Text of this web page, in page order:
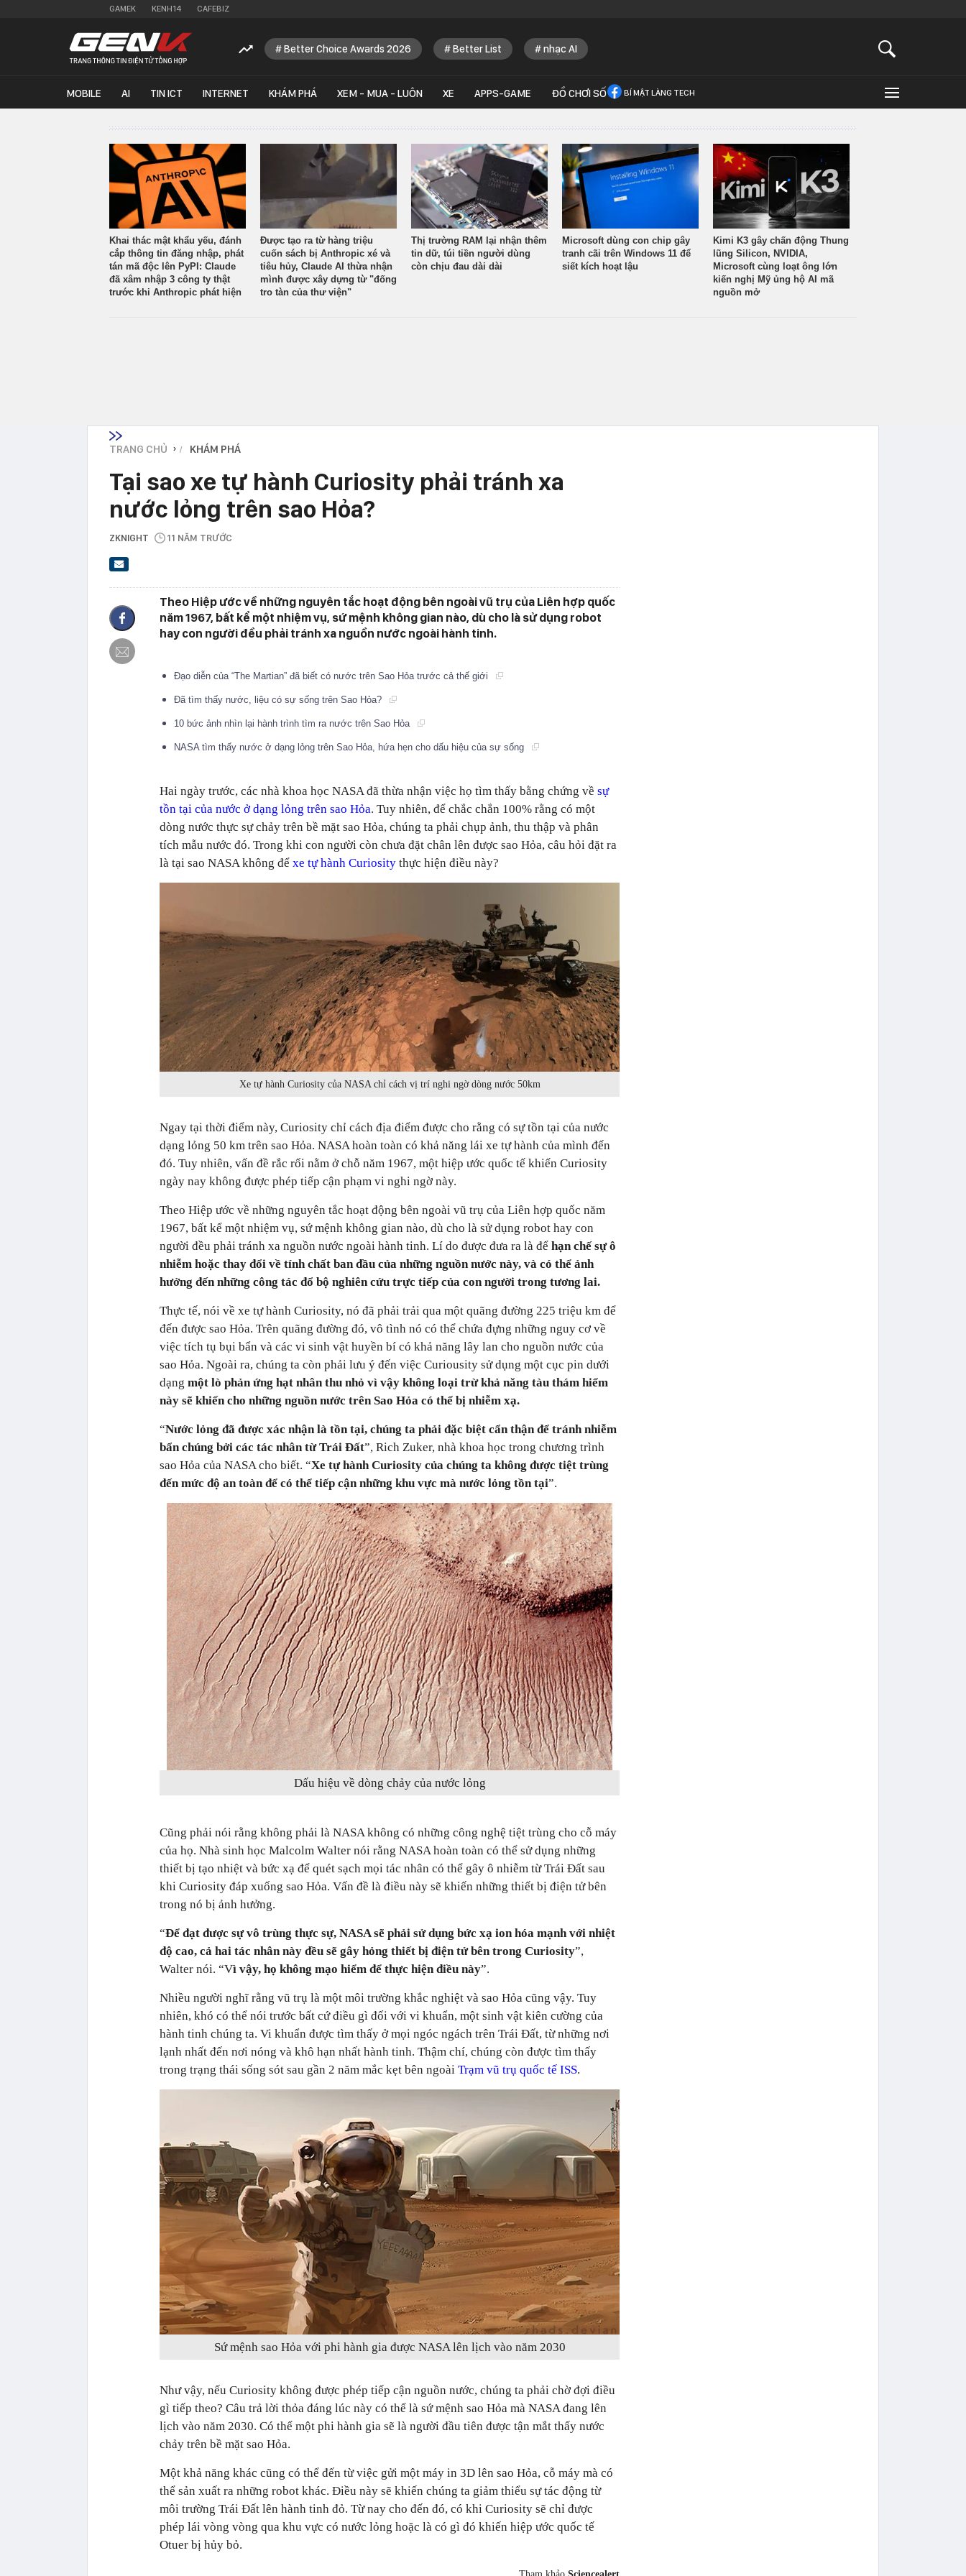
GAMEK KENH14 CAFEBIZ
Better Choice Awards 2026 Better List nhạc AI
MOBILE AI TIN ICT INTERNET KHÁM PHÁ XEM - MUA - LUÔN XE APPS-GAME ĐỒ CHƠI SỐ BÍ MẬT LÀNG TECH
Khai thác mật khẩu yếu, đánh
cắp thông tin đăng nhập, phát
tán mã độc lên PyPI: Claude
đã xâm nhập 3 công ty thật
trước khi Anthropic phát hiện
Được tạo ra từ hàng triệu
cuốn sách bị Anthropic xé và
tiêu hủy, Claude AI thừa nhận
mình được xây dựng từ "đống
tro tàn của thư viện"
Thị trường RAM lại nhận thêm
tin dữ, túi tiền người dùng
còn chịu đau dài dài
Microsoft dùng con chip gây
tranh cãi trên Windows 11 để
siết kích hoạt lậu
Kimi K3 gây chấn động Thung
lũng Silicon, NVIDIA,
Microsoft cùng loạt ông lớn
kiến nghị Mỹ ủng hộ AI mã
nguồn mở
TRANG CHỦ › KHÁM PHÁ
Tại sao xe tự hành Curiosity phải tránh xa
nước lỏng trên sao Hỏa?
ZKNIGHT 11 NĂM TRƯỚC
Theo Hiệp ước về những nguyên tắc hoạt động bên ngoài vũ trụ của Liên hợp quốc
năm 1967, bất kể một nhiệm vụ, sứ mệnh không gian nào, dù cho là sử dụng robot
hay con người đều phải tránh xa nguồn nước ngoài hành tinh.
Đạo diễn của “The Martian” đã biết có nước trên Sao Hỏa trước cả thế giới
Đã tìm thấy nước, liệu có sự sống trên Sao Hỏa?
10 bức ảnh nhìn lại hành trình tìm ra nước trên Sao Hỏa
NASA tìm thấy nước ở dạng lỏng trên Sao Hỏa, hứa hẹn cho dấu hiệu của sự sống
Hai ngày trước, các nhà khoa học NASA đã thừa nhận việc họ tìm thấy bằng chứng về sự
tồn tại của nước ở dạng lỏng trên sao Hỏa. Tuy nhiên, để chắc chắn 100% rằng có một
dòng nước thực sự chảy trên bề mặt sao Hỏa, chúng ta phải chụp ảnh, thu thập và phân
tích mẫu nước đó. Trong khi con người còn chưa đặt chân lên được sao Hỏa, câu hỏi đặt ra
là tại sao NASA không để xe tự hành Curiosity thực hiện điều này?
Xe tự hành Curiosity của NASA chỉ cách vị trí nghi ngờ dòng nước 50km
Ngay tại thời điểm này, Curiosity chỉ cách địa điểm được cho rằng có sự tồn tại của nước
dạng lỏng 50 km trên sao Hỏa. NASA hoàn toàn có khả năng lái xe tự hành của mình đến
đó. Tuy nhiên, vấn đề rắc rối nằm ở chỗ năm 1967, một hiệp ước quốc tế khiến Curiosity
ngày nay không được phép tiếp cận phạm vi nghi ngờ này.
Theo Hiệp ước về những nguyên tắc hoạt động bên ngoài vũ trụ của Liên hợp quốc năm
1967, bất kể một nhiệm vụ, sứ mệnh không gian nào, dù cho là sử dụng robot hay con
người đều phải tránh xa nguồn nước ngoài hành tinh. Lí do được đưa ra là để hạn chế sự ô
nhiễm hoặc thay đổi về tính chất ban đầu của những nguồn nước này, và có thể ảnh
hưởng đến những công tác đổ bộ nghiên cứu trực tiếp của con người trong tương lai.
Thực tế, nói về xe tự hành Curiosity, nó đã phải trải qua một quãng đường 225 triệu km để
đến được sao Hỏa. Trên quãng đường đó, vô tình nó có thể chứa đựng những nguy cơ về
việc tích tụ bụi bẩn và các vi sinh vật huyền bí có khả năng lây lan cho nguồn nước của
sao Hỏa. Ngoài ra, chúng ta còn phải lưu ý đến việc Curiousity sử dụng một cục pin dưới
dạng một lò phản ứng hạt nhân thu nhỏ vì vậy không loại trừ khả năng tàu thám hiểm
này sẽ khiến cho những nguồn nước trên Sao Hỏa có thể bị nhiễm xạ.
“Nước lỏng đã được xác nhận là tồn tại, chúng ta phải đặc biệt cẩn thận để tránh nhiễm
bẩn chúng bởi các tác nhân từ Trái Đất”, Rich Zuker, nhà khoa học trong chương trình
sao Hỏa của NASA cho biết. “Xe tự hành Curiosity của chúng ta không được tiệt trùng
đến mức độ an toàn để có thể tiếp cận những khu vực mà nước lỏng tồn tại”.
Dấu hiệu về dòng chảy của nước lỏng
Cũng phải nói rằng không phải là NASA không có những công nghệ tiệt trùng cho cỗ máy
của họ. Nhà sinh học Malcolm Walter nói rằng NASA hoàn toàn có thể sử dụng những
thiết bị tạo nhiệt và bức xạ để quét sạch mọi tác nhân có thể gây ô nhiễm từ Trái Đất sau
khi Curiosity đáp xuống sao Hỏa. Vấn đề là điều này sẽ khiến những thiết bị điện tử bên
trong nó bị ảnh hưởng.
“Để đạt được sự vô trùng thực sự, NASA sẽ phải sử dụng bức xạ ion hóa mạnh với nhiệt
độ cao, cả hai tác nhân này đều sẽ gây hỏng thiết bị điện tử bên trong Curiosity”,
Walter nói. “Vì vậy, họ không mạo hiểm để thực hiện điều này”.
Nhiều người nghĩ rằng vũ trụ là một môi trường khắc nghiệt và sao Hỏa cũng vậy. Tuy
nhiên, khó có thể nói trước bất cứ điều gì đối với vi khuẩn, một sinh vật kiên cường của
hành tinh chúng ta. Vi khuẩn được tìm thấy ở mọi ngóc ngách trên Trái Đất, từ những nơi
lạnh nhất đến nơi nóng và khô hạn nhất hành tinh. Thậm chí, chúng còn được tìm thấy
trong trạng thái sống sót sau gần 2 năm mắc kẹt bên ngoài Trạm vũ trụ quốc tế ISS.
Sứ mệnh sao Hỏa với phi hành gia được NASA lên lịch vào năm 2030
Như vậy, nếu Curiosity không được phép tiếp cận nguồn nước, chúng ta phải chờ đợi điều
gì tiếp theo? Câu trả lời thỏa đáng lúc này có thể là sứ mệnh sao Hỏa mà NASA đang lên
lịch vào năm 2030. Có thể một phi hành gia sẽ là người đầu tiên được tận mắt thấy nước
chảy trên bề mặt sao Hỏa.
Một khả năng khác cũng có thể đến từ việc gửi một máy in 3D lên sao Hỏa, cỗ máy mà có
thể sản xuất ra những robot khác. Điều này sẽ khiến chúng ta giảm thiểu sự tác động từ
môi trường Trái Đất lên hành tinh đỏ. Từ nay cho đến đó, có khi Curiosity sẽ chỉ được
phép lái vòng vòng qua khu vực có nước lỏng hoặc là có gì đó khiến hiệp ước quốc tế
Otuer bị hủy bỏ.